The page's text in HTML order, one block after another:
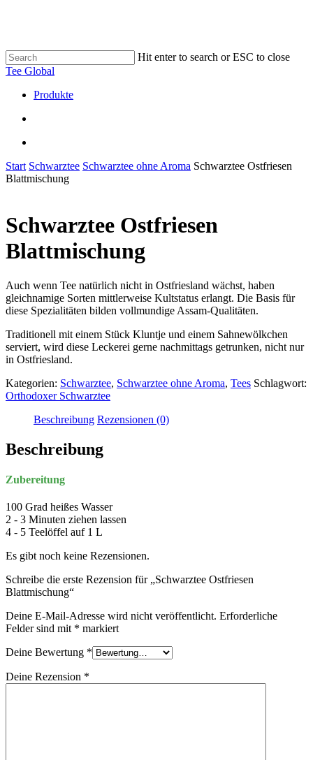
content
Hit enter to search or ESC to close
Close
Tee Global
search
Menu
Produkte
Start Schwarztee Schwarztee ohne Aroma Schwarztee Ostfriesen
Blattmischung
Schwarztee Ostfriesen
Blattmischung
Auch wenn Tee natürlich nicht in Ostfriesland wächst, haben
gleichnamige Sorten mittlerweise Kultstatus erlangt. Die Basis für
diese Spezialitäten bilden vollmundige Assam-Qualitäten.
Traditionell mit einem Stück Kluntje und einem Sahnewölkchen
serviert, wird diese Leckerei gerne nachmittags getrunken, nicht nur
in Ostfriesland.
Kategorien: Schwarztee, Schwarztee ohne Aroma, Tees Schlagwort:
Orthodoxer Schwarztee
Beschreibung Rezensionen (0)
Beschreibung
Zubereitung
100 Grad heißes Wasser
2 - 3 Minuten ziehen lassen
4 - 5 Teelöffel auf 1 L
Es gibt noch keine Rezensionen.
Schreibe die erste Rezension für „Schwarztee Ostfriesen
Blattmischung“
Deine E-Mail-Adresse wird nicht veröffentlicht. Erforderliche
Felder sind mit * markiert
Deine Bewertung *
Deine Rezension *